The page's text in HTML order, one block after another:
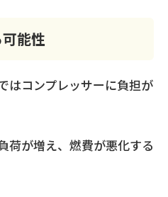
能性
はコンプレッサーに負担が
荷が増え、燃費が悪化する